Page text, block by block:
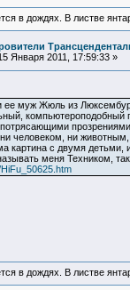
в дождях. В листве
Января 2011, 17:59:33 »
муж Жюль из
компьютероподобный
человеком, ни
картина с двумя детьми,
меня Техником,
в дождях. В листве